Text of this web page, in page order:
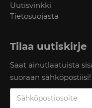
Uutisvinkki
Tietosuojasta
Tilaa uutiskirje
Saat ainutlaatuista
suoraan sähköpostiisi!